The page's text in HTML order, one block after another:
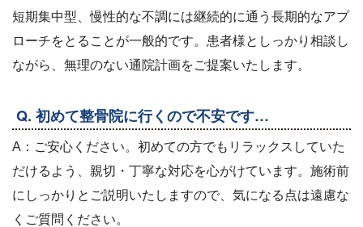
短期集中型、慢性的な不調には継続的に通う長期的なアプ
ローチをとることが一般的です。患者様としっかり相談し
ながら、無理のない通院計画をご提案いたします。
Q. 初めて整骨院に行くので不安です…
A：ご安心ください。初めての方でもリラックスしていた
だけるよう、親切・丁寧な対応を心がけています。施術前
にしっかりとご説明いたしますので、気になる点は遠慮な
くご質問ください。